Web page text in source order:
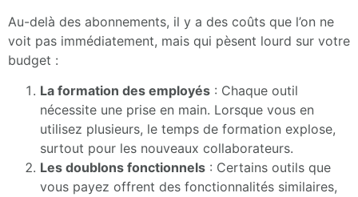
Au-delà des abonnements, il y a des coûts que l’on ne
voit pas immédiatement, mais qui pèsent lourd sur votre
budget :
La formation des employés : Chaque outil
nécessite une prise en main. Lorsque vous en
utilisez plusieurs, le temps de formation explose,
surtout pour les nouveaux collaborateurs.
Les doublons fonctionnels : Certains outils que
vous payez offrent des fonctionnalités similaires,